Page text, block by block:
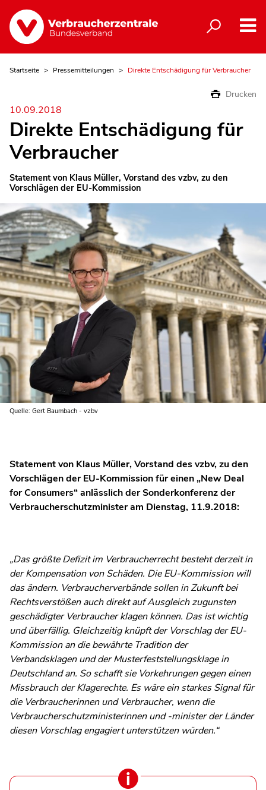
Startseite Pressemitteilungen Direkte Entschädigung für Verbraucher
Drucken
10.09.2018
Direkte Entschädigung für
Verbraucher
Statement von Klaus Müller, Vorstand des vzbv, zu den
Vorschlägen der EU-Kommission
Quelle: Gert Baumbach - vzbv
Statement von Klaus Müller, Vorstand des vzbv, zu den
Vorschlägen der EU-Kommission für einen „New Deal
for Consumers“ anlässlich der Sonderkonferenz der
Verbraucherschutzminister am Dienstag, 11.9.2018:
„Das größte Defizit im Verbraucherrecht besteht derzeit in
der Kompensation von Schäden. Die EU-Kommission will
das ändern. Verbraucherverbände sollen in Zukunft bei
Rechtsverstößen auch direkt auf Ausgleich zugunsten
geschädigter Verbraucher klagen können. Das ist wichtig
und überfällig. Gleichzeitig knüpft der Vorschlag der EU-
Kommission an die bewährte Tradition der
Verbandsklagen und der Musterfeststellungsklage in
Deutschland an. So schafft sie Vorkehrungen gegen einen
Missbrauch der Klagerechte. Es wäre ein starkes Signal für
die Verbraucherinnen und Verbraucher, wenn die
Verbraucherschutzministerinnen und -minister der Länder
diesen Vorschlag engagiert unterstützen würden.“